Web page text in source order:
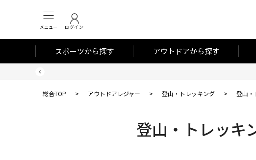
メニュー ログイン
スポーツから探す アウトドアから探す
総合TOP > アウトドアレジャー > 登山・トレッキング > 登山・
登山・トレッキ